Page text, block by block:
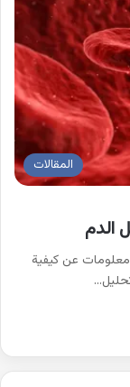
المقالات
أهم 3 معلومات عن كيفية قراءة تحليل الدم أهم 3 معلومات عن كيفية